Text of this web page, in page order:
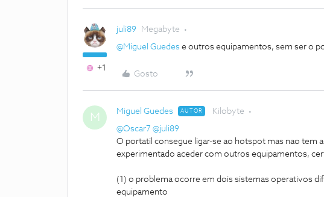
+1
juli89 Megabyte
@Miguel Guedes e outros equipamentos, sem ser o
Gosto
M Miguel Guedes AUTOR Kilobyte
@Oscar7 @juli89
O portatil consegue ligar-se ao hotspot mas nao tem
experimentado aceder com outros equipamentos,
(1) o problema ocorre em dois sistemas operativos
equipamento